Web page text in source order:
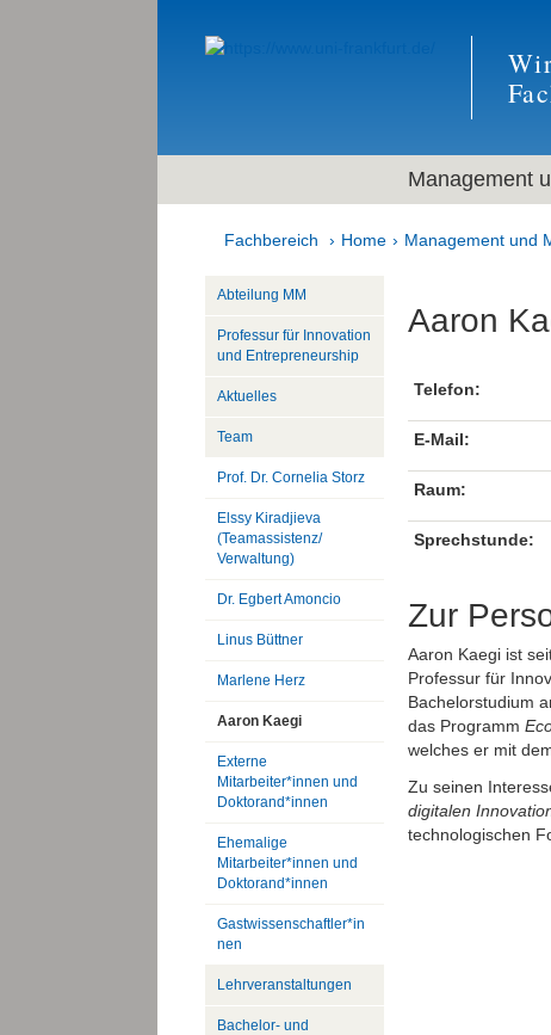
Management
Fachbereich Home Management und
Aaron
Telefon:
E-Mail:
Raum:
Sprechstunde:
Zur
Aaron Kaegi ist
Professur für
Bachelorstudium
das Programm
welches er mit
Zu seinen
digitalen
technologischen
Abteilung MM
Professur für Innovation
und Entrepreneurship
Aktuelles
Team
Prof. Dr. Cornelia Storz
Elssy Kiradjieva
(Teamassistenz/
Verwaltung)
Dr. Egbert Amoncio
Linus Büttner
Marlene Herz
Aaron Kaegi
Externe
Mitarbeiter*innen und
Doktorand*innen
Ehemalige
Mitarbeiter*innen und
Doktorand*innen
Gastwissenschaftler*in
nen
Lehrveranstaltungen
Bachelor- und